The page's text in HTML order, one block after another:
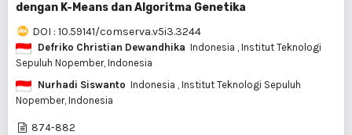
dengan K-Means dan Algoritma Genetika
DOI : 10.59141/comserva.v5i3.3244
Defriko Christian Dewandhika Indonesia , Institut Teknologi
Sepuluh Nopember, Indonesia
Nurhadi Siswanto Indonesia , Institut Teknologi Sepuluh
Nopember, Indonesia
874-882